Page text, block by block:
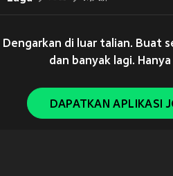
Dengarkan di luar talian. Buat
dan banyak lagi.
DAPATKAN APLIKASI